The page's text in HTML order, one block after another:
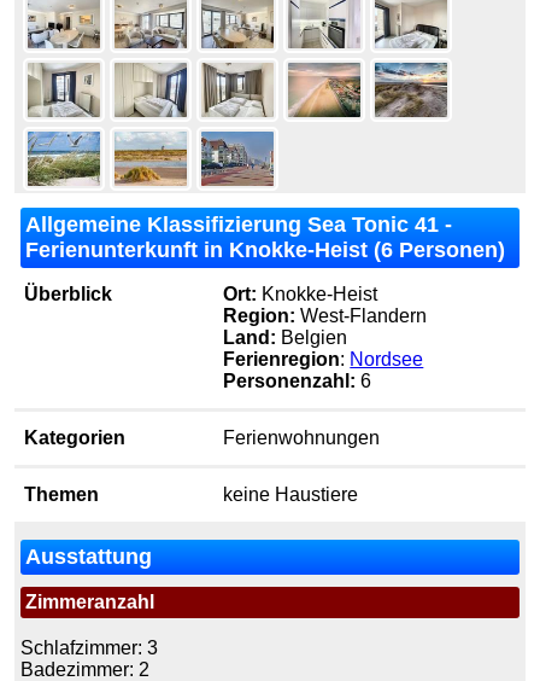
Allgemeine Klassifizierung Sea Tonic 41 -
Ferienunterkunft in Knokke-Heist (6 Personen)
Überblick Ort: Knokke-Heist
Region: West-Flandern
Land: Belgien
Ferienregion: Nordsee
Personenzahl: 6
Kategorien Ferienwohnungen
Themen keine Haustiere
Ausstattung
Zimmeranzahl
Schlafzimmer: 3
Badezimmer: 2